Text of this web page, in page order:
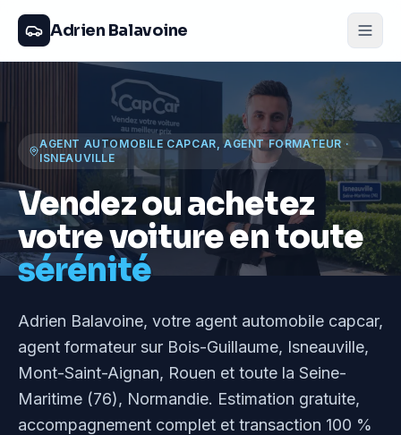
Adrien Balavoine
AGENT AUTOMOBILE CAPCAR, AGENT FORMATEUR ·
ISNEAUVILLE
Vendez ou achetez
votre voiture en toute
sérénité
Adrien Balavoine, votre agent automobile capcar,
agent formateur sur Bois-Guillaume, Isneauville,
Mont-Saint-Aignan, Rouen et toute la Seine-
Maritime (76), Normandie. Estimation gratuite,
accompagnement complet et transaction 100 %